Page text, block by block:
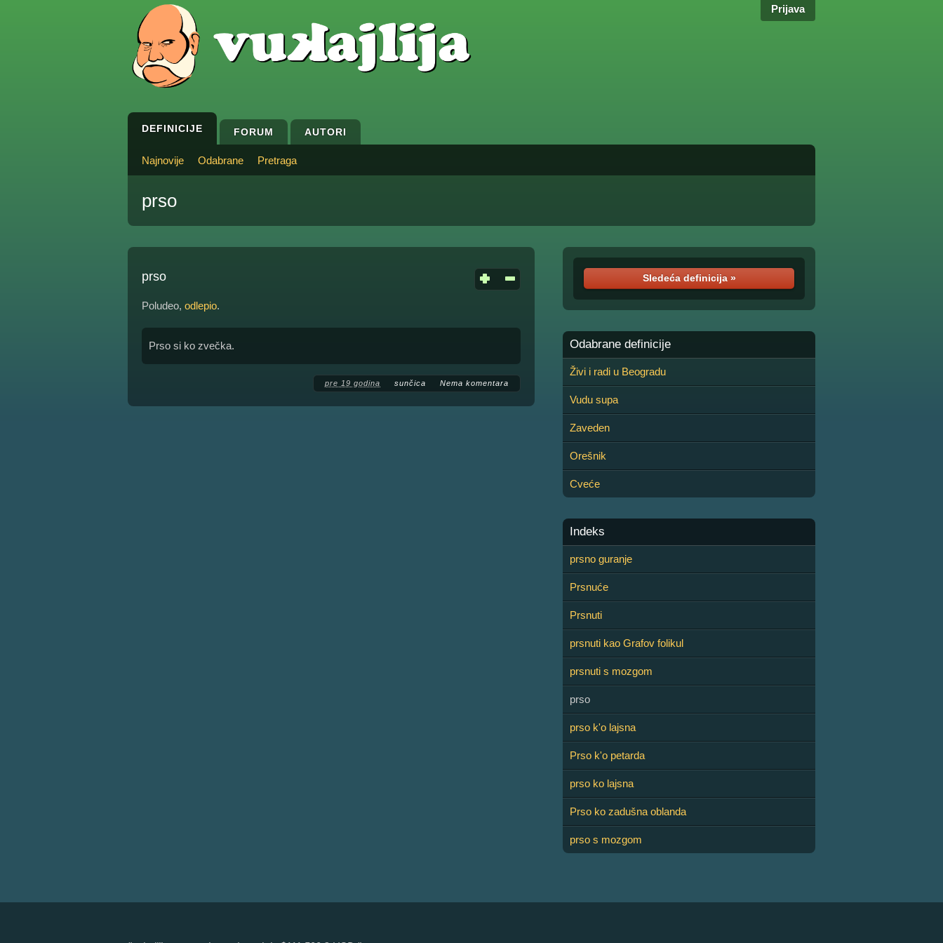
Prijava
DEFINICIJE FORUM AUTORI
Najnovije Odabrane Pretraga
prso
prso
Poludeo, odlepio.
Prso si ko zvečka.
pre 19 godina sunčica Nema komentara
Sledeća definicija »
Odabrane definicije
Živi i radi u Beogradu
Vudu supa
Zaveden
Orešnik
Cveće
Indeks
prsno guranje
Prsnuće
Prsnuti
prsnuti kao Grafov folikul
prsnuti s mozgom
prso
prso k'o lajsna
Prso k'o petarda
prso ko lajsna
Prso ko zadušna oblanda
prso s mozgom